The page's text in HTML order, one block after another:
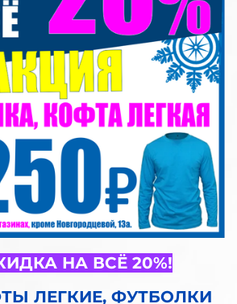
НА ВСЁ 20%!
ЛЕГКИЕ, ФУТБОЛКИ